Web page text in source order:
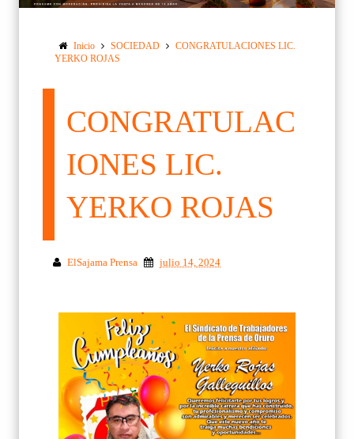
Inicio SOCIEDAD
CONGRATULACIONES LIC.
YERKO ROJAS
CONGRATULAC
IONES LIC.
YERKO ROJAS
ElSajama Prensa julio 14, 2024